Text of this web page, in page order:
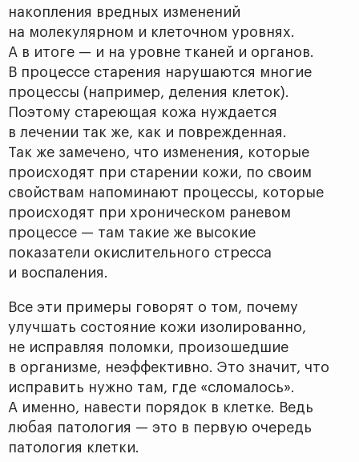
накопления вредных изменений
на молекулярном и клеточном уровнях.
А в итоге — и на уровне тканей и органов.
В процессе старения нарушаются многие
процессы (например, деления клеток).
Поэтому стареющая кожа нуждается
в лечении так же, как и поврежденная.
Так же замечено, что изменения, которые
происходят при старении кожи, по своим
свойствам напоминают процессы, которые
происходят при хроническом раневом
процессе — там такие же высокие
показатели окислительного стресса
и воспаления.
Все эти примеры говорят о том, почему
улучшать состояние кожи изолированно,
не исправляя поломки, произошедшие
в организме, неэффективно. Это значит, что
исправить нужно там, где «сломалось».
А именно, навести порядок в клетке. Ведь
любая патология — это в первую очередь
патология клетки.